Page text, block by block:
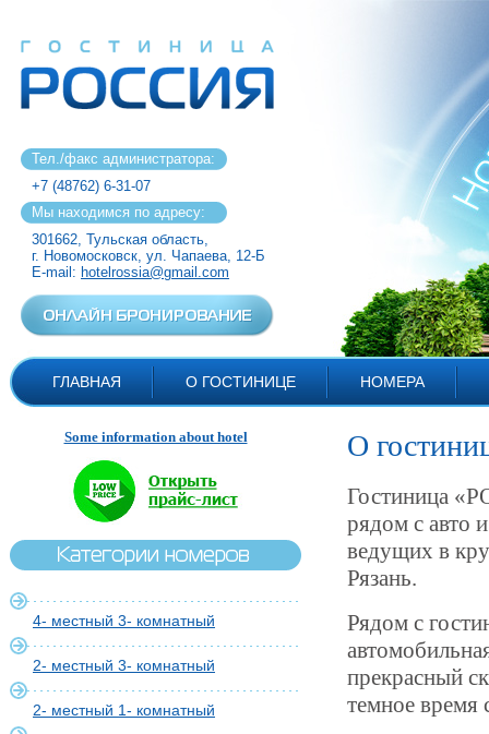
Тел./факс администратора:
+7 (48762) 6-31-07
Мы находимся по адресу:
301662, Тульская область,
г. Новомосковск, ул. Чапаева, 12-Б
E-mail: hotelrossia@gmail.com
ГЛАВНАЯ О ГОСТИНИЦЕ НОМЕРА
Some information about hotel
4- местный 3- комнатный
2- местный 3- комнатный
2- местный 1- комнатный
О
Гостиница
рядом с авто
ведущих в
Рязань.
Рядом с
прекрасный
темное время